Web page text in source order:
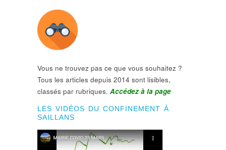
Vous ne trouvez pas ce que vous souhaitez ?
Tous les articles depuis 2014 sont lisibles,
classés par rubriques. Accédez à la page
LES VIDÉOS DU CONFINEMENT À
SAILLANS